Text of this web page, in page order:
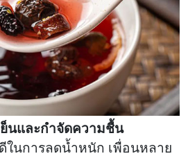
นและกำจัดความชื้น
ในการลดน้ำหนัก เพื่อนหลาย